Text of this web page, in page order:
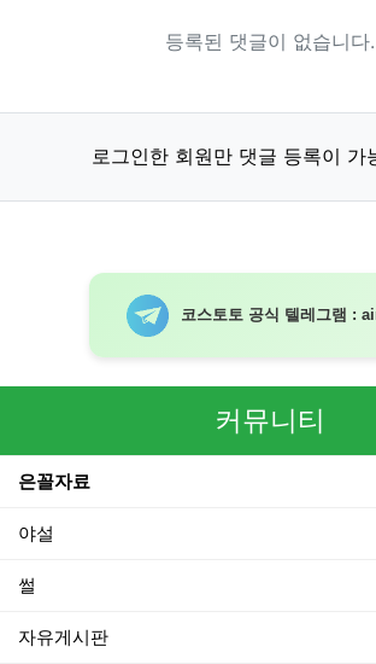
등록된 댓글이 없습니다.
로그인한 회원만 댓글 등록이 가
코스토토 공식 텔레그램 :
커뮤니티
은꼴자료
야설
썰
자유게시판